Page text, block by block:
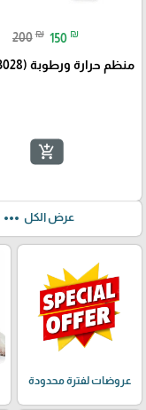
200 ₪ 150 ₪
منظم حرارة ورطوبة (STC - 3028)
add_shopping_cart
عرض الكل more_horiz
عروضات لفترة محدودة